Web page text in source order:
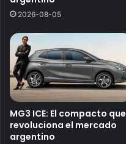
2026-08-05
MG3 ICE: El compacto que
revoluciona el mercado
argentino